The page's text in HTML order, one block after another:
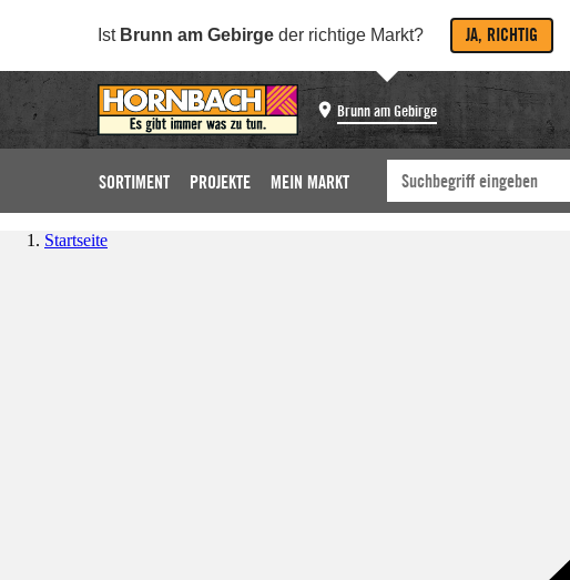
Ist Brunn am Gebirge der richtige Markt? JA, RICHTIG
Brunn am Gebirge
SORTIMENT PROJEKTE MEIN MARKT
Startseite